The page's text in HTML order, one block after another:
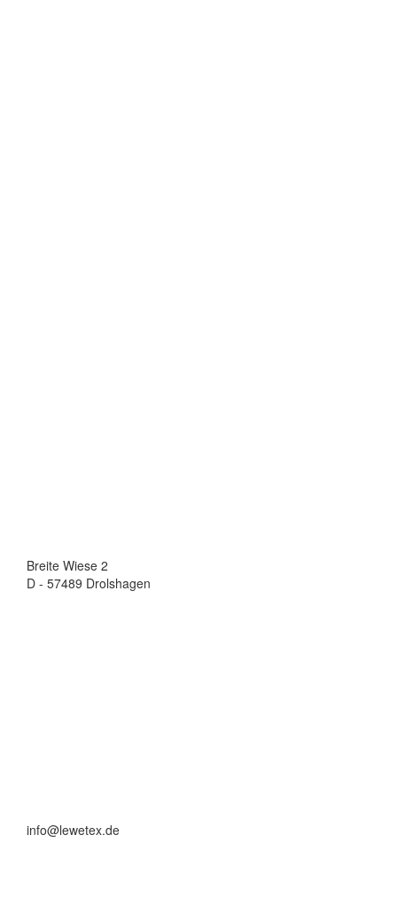
Breite Wiese 2
D - 57489 Drolshagen
info@lewetex.de